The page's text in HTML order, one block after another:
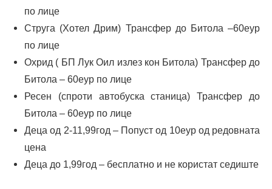
по лице
Струга (Хотел Дрим) Трансфер до Битола –60еур
по лице
Охрид ( БП Лук Оил излез кон Битола) Трансфер до
Битола – 60еур по лице
Ресен (спроти автобуска станица) Трансфер до
Битола – 60еур по лице
Деца од 2-11,99год – Попуст од 10еур од редовната
цена
Деца до 1,99год – бесплатно и не користат седиште